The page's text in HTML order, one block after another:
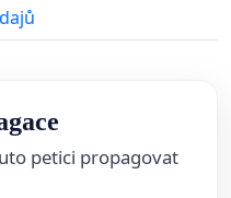
petici propagovat